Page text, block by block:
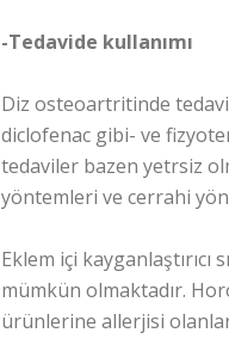
-Tedavide kullanımı
Diz osteoartritinde
diclofenac gibi- ve
tedaviler bazen yetrsiz
yöntemleri ve cerrahi
Eklem içi
mümkün olmaktadır.
ürünlerine allerjisi